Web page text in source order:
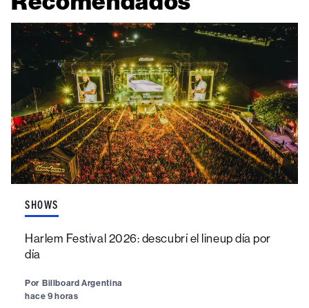
SHOWS
Harlem Festival 2026: descubrí el lineup día por
día
Por Billboard Argentina
hace 9 horas